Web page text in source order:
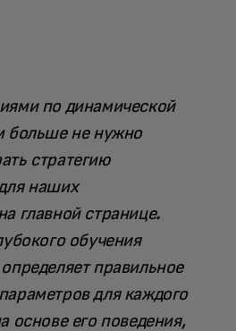
по динамической
больше не нужно
стратегию
наших
главной странице.
обучения
правильное
для каждого
основе его поведения,